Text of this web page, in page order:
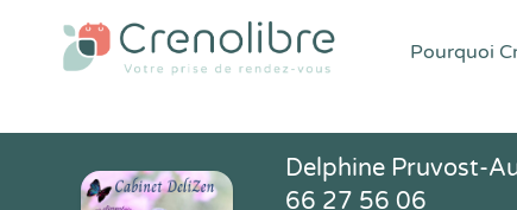
Pourquoi
Delphine Pruvost-
66 27 56 06